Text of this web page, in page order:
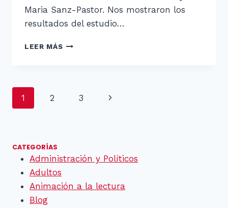
Maria Sanz-Pastor. Nos mostraron los
resultados del estudio…
LEER MÁSREUNIÓN
Navegación
página
1 2 3
Siguiente
CATEGORÍAS
Administración y Políticos
Adultos
Animación a la lectura
Blog